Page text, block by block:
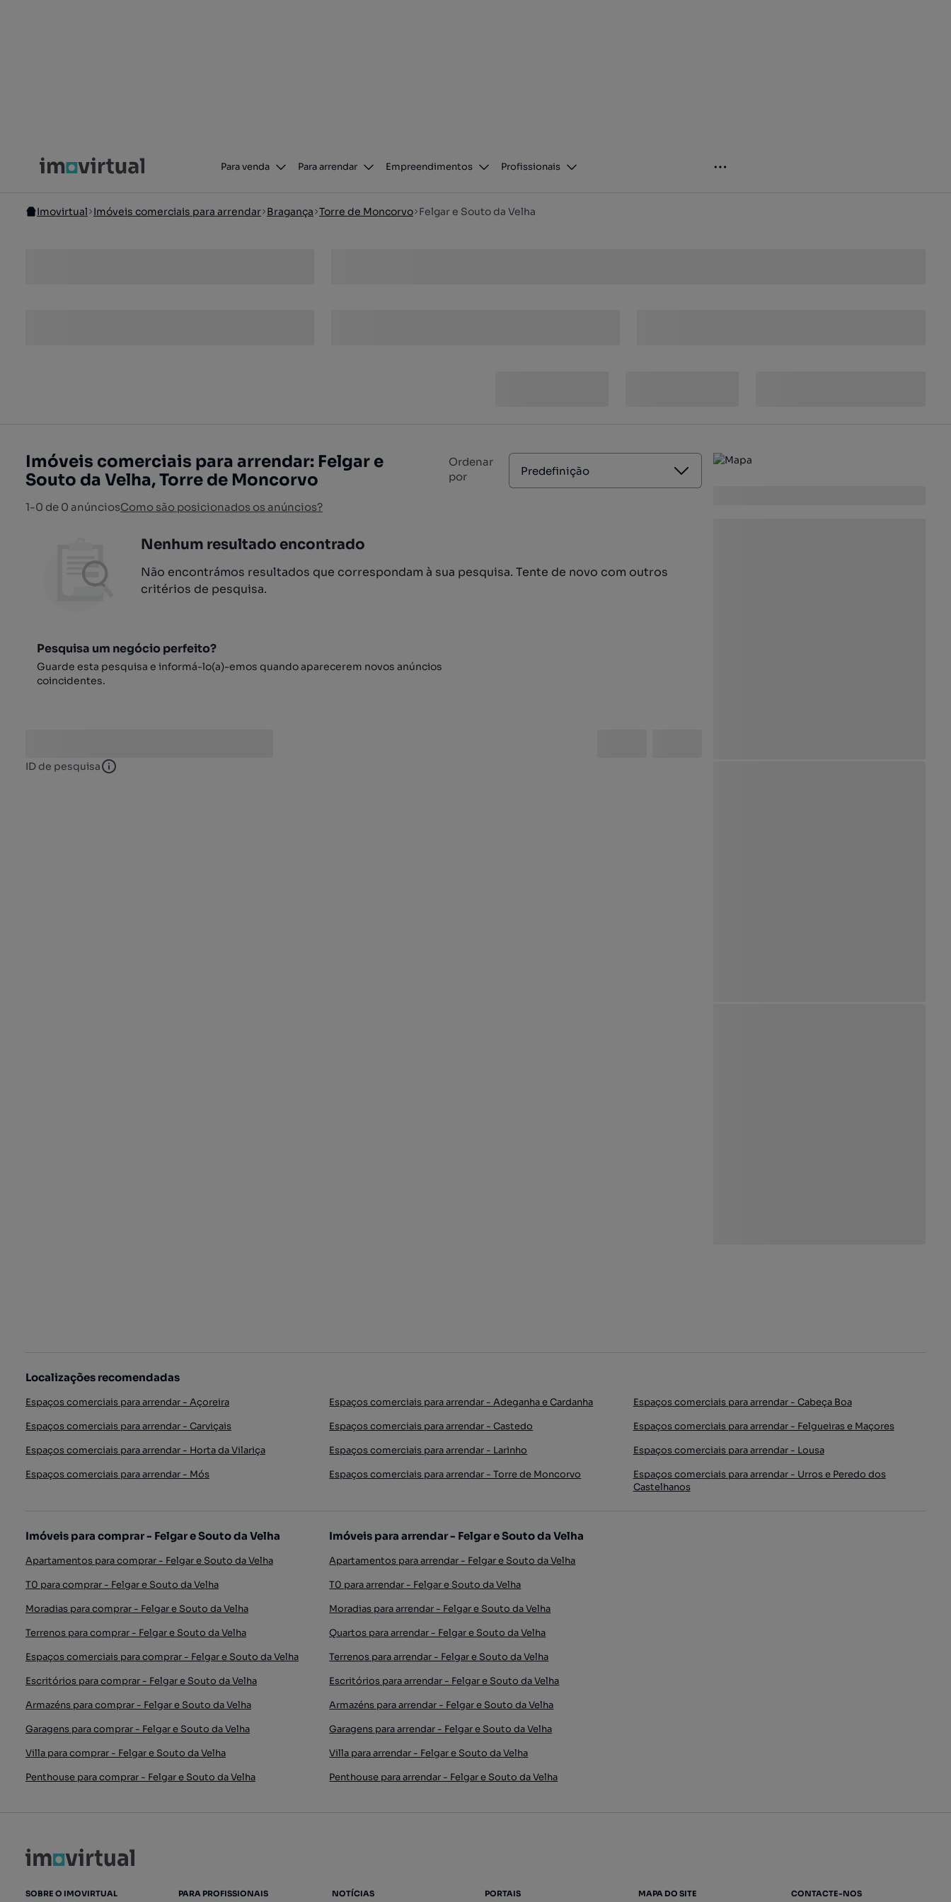
Para venda Para arrendar Empreendimentos Profissionais
Imovirtual Imóveis comerciais para arrendar Bragança Torre de Moncorvo Felgar e Souto da Velha
Imóveis comerciais para arrendar: Felgar e
Souto da Velha, Torre de Moncorvo
1-0 de 0 anúnciosComo são posicionados os anúncios?
Ordenar
por
Predefinição
Nenhum resultado encontrado
Não encontrámos resultados que correspondam à sua pesquisa. Tente de novo com outros
critérios de pesquisa.
Pesquisa um negócio perfeito?
Guarde esta pesquisa e informá-lo(a)-emos quando aparecerem novos anúncios
coincidentes.
ID de pesquisa ID de pesquisa
Localizações recomendadas
Espaços comerciais para arrendar - Açoreira Espaços comerciais para arrendar - Adeganha e Cardanha
Espaços comerciais para arrendar - Cabeça Boa
Espaços comerciais para arrendar - Carviçais
Espaços comerciais para arrendar - Castedo
Espaços comerciais para arrendar - Felgueiras e Maçores
Espaços comerciais para arrendar - Horta da Vilariça
Espaços comerciais para arrendar - Larinho
Espaços comerciais para arrendar - Lousa
Espaços comerciais para arrendar - Mós
Espaços comerciais para arrendar - Torre de Moncorvo
Espaços comerciais para arrendar - Urros e Peredo dos
Castelhanos
Imóveis para comprar - Felgar e Souto da Velha
Apartamentos para comprar - Felgar e Souto da Velha
T0 para comprar - Felgar e Souto da Velha
Moradias para comprar - Felgar e Souto da Velha
Terrenos para comprar - Felgar e Souto da Velha
Espaços comerciais para comprar - Felgar e Souto da Velha
Escritórios para comprar - Felgar e Souto da Velha
Armazéns para comprar - Felgar e Souto da Velha
Garagens para comprar - Felgar e Souto da Velha
Villa para comprar - Felgar e Souto da Velha
Penthouse para comprar - Felgar e Souto da Velha
Imóveis para arrendar - Felgar e Souto da Velha
Apartamentos para arrendar - Felgar e Souto da Velha
T0 para arrendar - Felgar e Souto da Velha
Moradias para arrendar - Felgar e Souto da Velha
Quartos para arrendar - Felgar e Souto da Velha
Terrenos para arrendar - Felgar e Souto da Velha
Escritórios para arrendar - Felgar e Souto da Velha
Armazéns para arrendar - Felgar e Souto da Velha
Garagens para arrendar - Felgar e Souto da Velha
Villa para arrendar - Felgar e Souto da Velha
Penthouse para arrendar - Felgar e Souto da Velha
SOBRE O IMOVIRTUAL PARA PROFISSIONAIS NOTÍCIAS PORTAIS MAPA DO SITE CONTACTE-NOS